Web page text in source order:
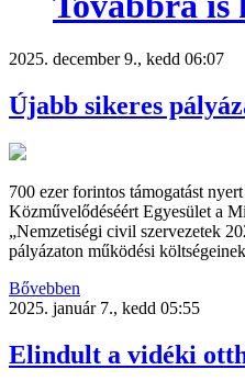
2025. december 9., kedd 06:07
Újabb sikeres
700 ezer forintos támogatást
Közművelődéséért Egyesület a
„Nemzetiségi civil szervezetek
pályázaton működési
Bővebben
2025. január 7., kedd 05:55
Elindult a vidéki